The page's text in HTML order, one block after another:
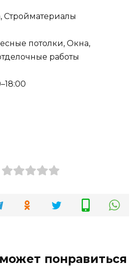
Стройматериалы
потолки, Окна,
работы
понравиться